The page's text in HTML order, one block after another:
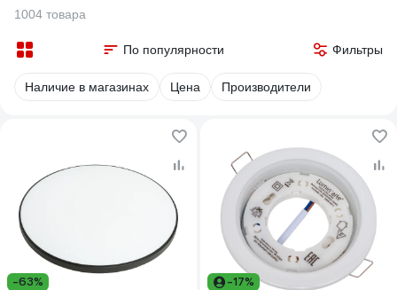
1004 товара
По популярности Фильтры
Наличие в магазинах Цена Производители
-63% -17%